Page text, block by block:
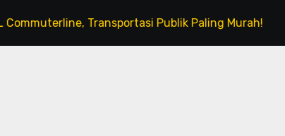
Transportasi Publik Paling Murah!